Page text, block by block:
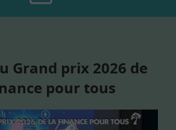
Grand prix 2026 de
pour tous